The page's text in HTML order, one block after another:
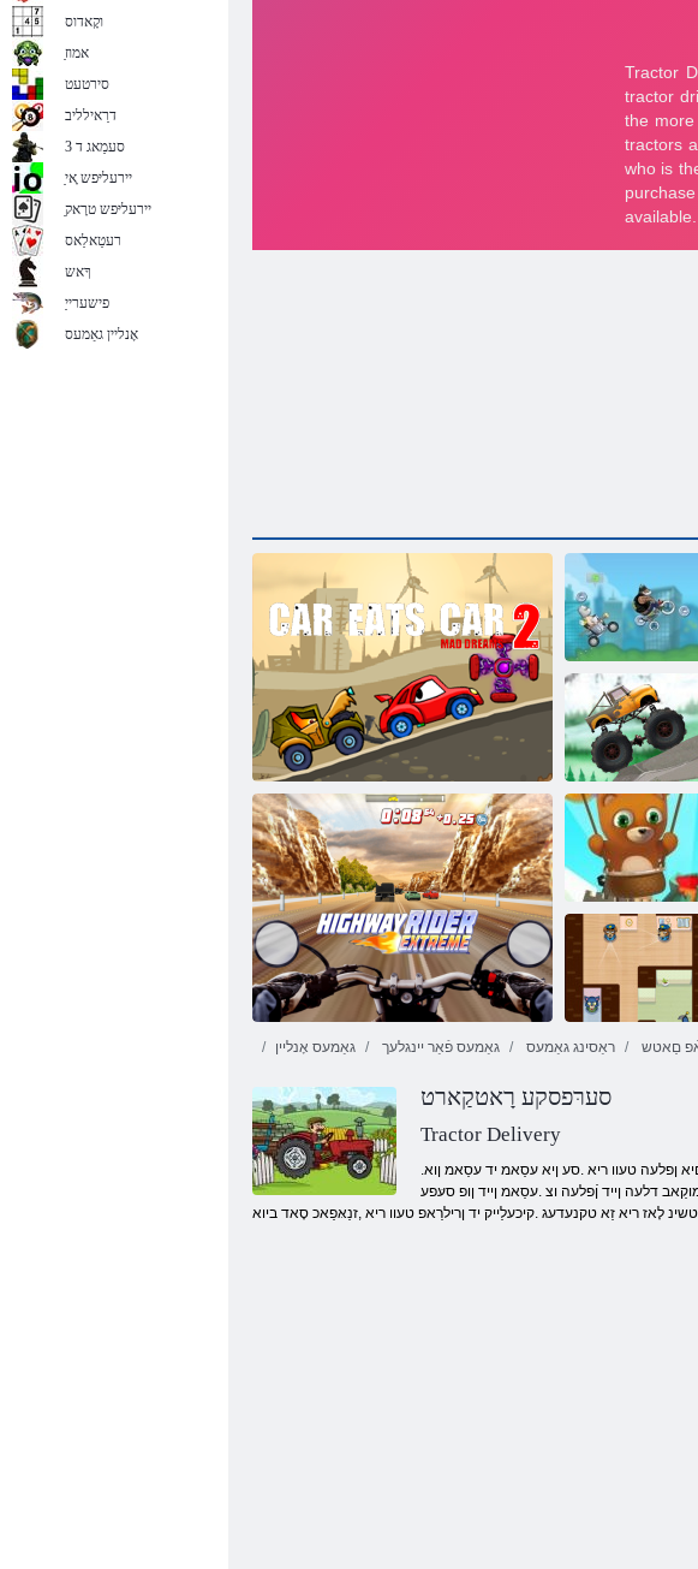
2 ןישַאמ טסע ןישַאמ
מאַדמאַן ראַסינג
סלַאירט קַארט
ףָאס רעטָאָאש
זָאלב
בקעי שיוויינג
גאַמעס אָנליין גאַמעס פֿאַר יינגלעך ראַסינג גאַמעס םַאטש
סערּפסקע רָאטקַארט
Tractor Delivery
.טניואוו םָאט רעכָאב גנוי רעד ּווו םרַאפ יד וצ ןייג טעוו ריא ,ליּפש י .רָאטקַארט ןייז ףיוא שינעטערעג יד זוויליד גניטסַאוורַאכ ךָאנ טפָא ץנַאג .םעד טימ םיא ןפלעה טעוו ריא .סע ןיא עסַאמ יד עסַאמ ןוא
דלעה ןייד ןֿפלעה וצ .עסַאמ ןייד ןופ סעּפע
לָאז ריא זַא טקנעדעג .קיכעלַייק יד ןרילרַאפ טעוו ריא ,זנַאּפַאכ סָאד ביוא
וקָאדוס
ַאמוז
סירטעט
דרַאילליב
סעמַאג ד 3
ַיירעליּפש ָאי
ַיירעליּפש טרָאק
רעטַאלַאס
ךָאש
פישערייַ
אָנליין גאַמעס